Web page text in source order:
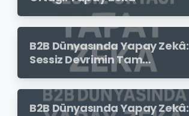
B2B Dünyasında Yapay Zekâ:
Sessiz Devrimin Tam
Ortasındayız
B2B Dünyasında Yapay Zekâ: